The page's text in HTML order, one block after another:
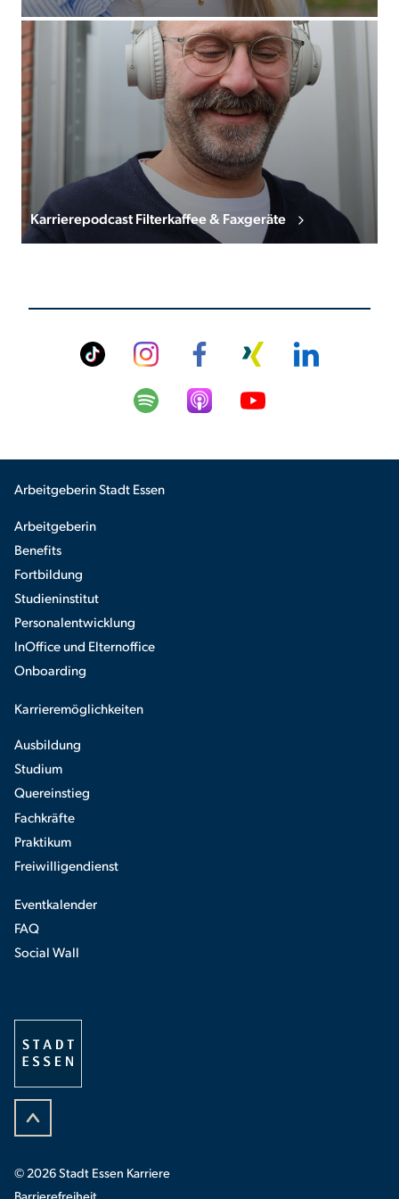
Karrierepodcast Filterkaffee & Faxgeräte
Arbeitgeberin Stadt Essen
Arbeitgeberin
Benefits
Fortbildung
Studieninstitut
Personalentwicklung
InOffice und Elternoffice
Onboarding
Karrieremöglichkeiten
Ausbildung
Studium
Quereinstieg
Fachkräfte
Praktikum
Freiwilligendienst
Eventkalender
FAQ
Social Wall
© 2026 Stadt Essen Karriere